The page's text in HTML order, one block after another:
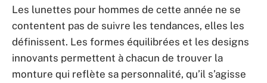
Les lunettes pour hommes de cette année ne se
contentent pas de suivre les tendances, elles les
définissent. Les formes équilibrées et les designs
innovants permettent à chacun de trouver la
monture qui reflète sa personnalité, qu’il s’agisse